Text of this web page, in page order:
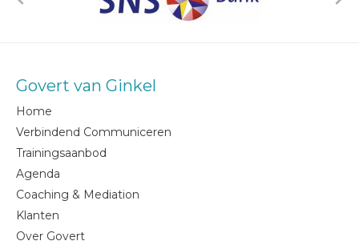
Govert van Ginkel
Home
Verbindend Communiceren
Trainingsaanbod
Agenda
Coaching & Mediation
Klanten
Over Govert